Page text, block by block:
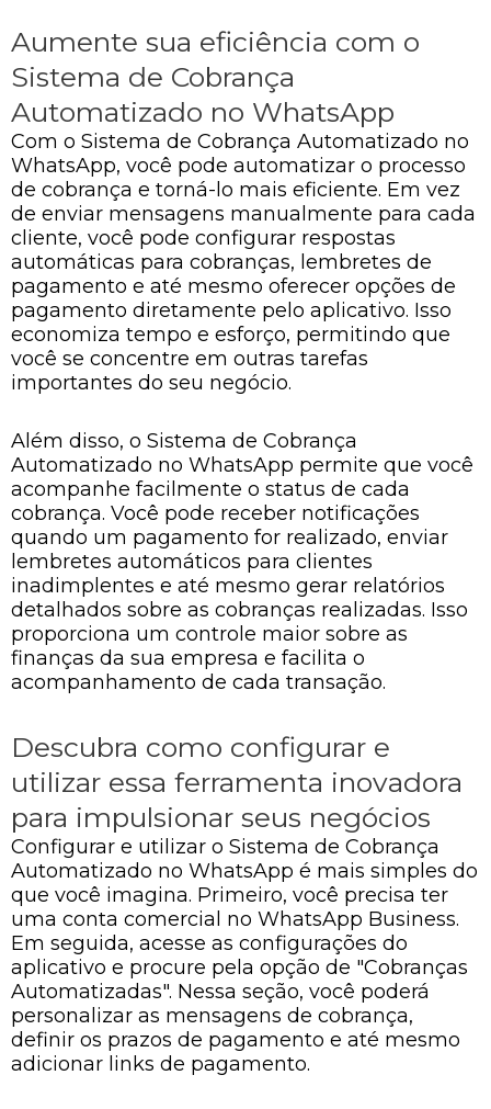
Aumente sua eficiência com o
Sistema de Cobrança
Automatizado no WhatsApp
Com o Sistema de Cobrança Automatizado no
WhatsApp, você pode automatizar o processo
de cobrança e torná-lo mais eficiente. Em vez
de enviar mensagens manualmente para cada
cliente, você pode configurar respostas
automáticas para cobranças, lembretes de
pagamento e até mesmo oferecer opções de
pagamento diretamente pelo aplicativo. Isso
economiza tempo e esforço, permitindo que
você se concentre em outras tarefas
importantes do seu negócio.
Além disso, o Sistema de Cobrança
Automatizado no WhatsApp permite que você
acompanhe facilmente o status de cada
cobrança. Você pode receber notificações
quando um pagamento for realizado, enviar
lembretes automáticos para clientes
inadimplentes e até mesmo gerar relatórios
detalhados sobre as cobranças realizadas. Isso
proporciona um controle maior sobre as
finanças da sua empresa e facilita o
acompanhamento de cada transação.
Descubra como configurar e
utilizar essa ferramenta inovadora
para impulsionar seus negócios
Configurar e utilizar o Sistema de Cobrança
Automatizado no WhatsApp é mais simples do
que você imagina. Primeiro, você precisa ter
uma conta comercial no WhatsApp Business.
Em seguida, acesse as configurações do
aplicativo e procure pela opção de "Cobranças
Automatizadas". Nessa seção, você poderá
personalizar as mensagens de cobrança,
definir os prazos de pagamento e até mesmo
adicionar links de pagamento.